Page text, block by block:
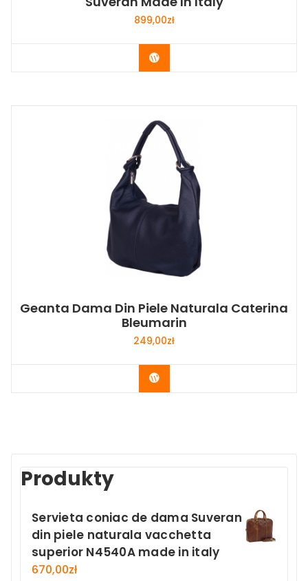
899,00zł
Buy Now
Geanta Dama Din Piele Naturala Caterina
Bleumarin
249,00zł
Buy Now
Produkty
Servieta coniac de dama Suveran
din piele naturala vacchetta
superior N4540A made in italy
670,00zł